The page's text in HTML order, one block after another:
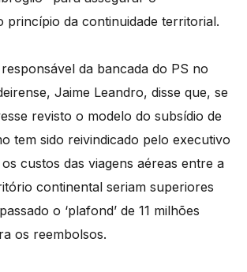
princípio da continuidade territorial.
da bancada do PS no
Jaime Leandro, disse que, se
revisto o modelo do subsídio de
tem sido reivindicado pelo executivo
custos das viagens aéreas entre a
continental seriam superiores
o ‘plafond’ de 11 milhões
os reembolsos.